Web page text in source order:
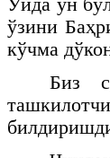
Уйда ун
ўзини
кўчма
Биз